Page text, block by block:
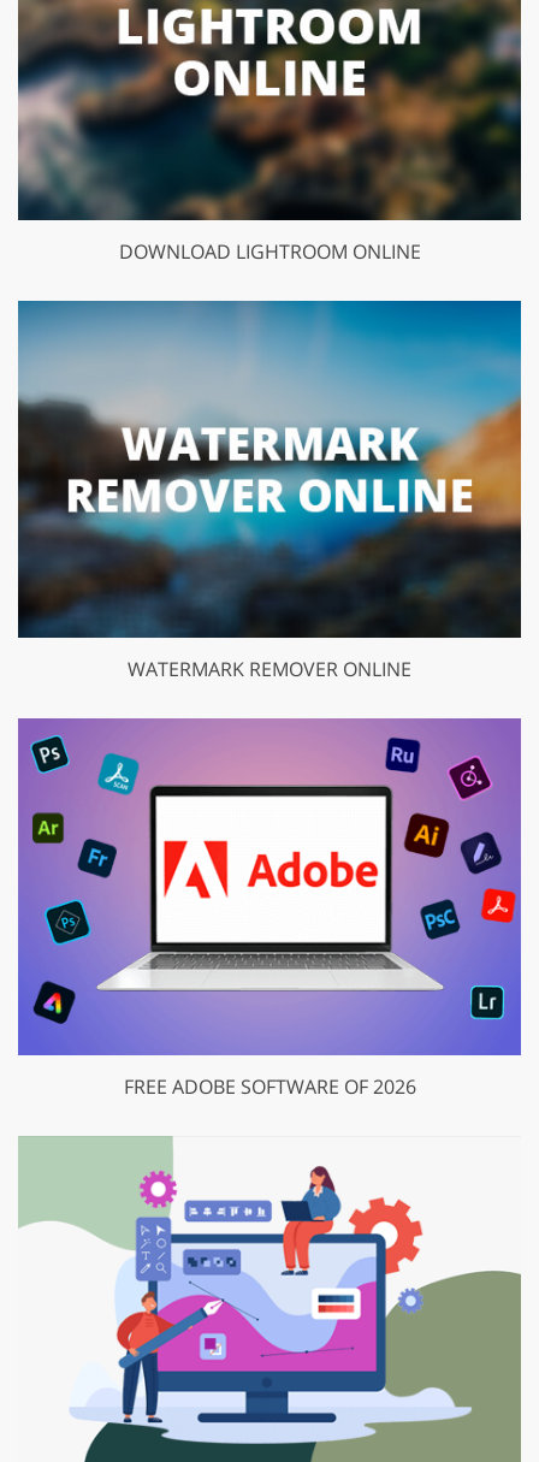
DOWNLOAD LIGHTROOM ONLINE
WATERMARK REMOVER ONLINE
FREE ADOBE SOFTWARE OF 2026